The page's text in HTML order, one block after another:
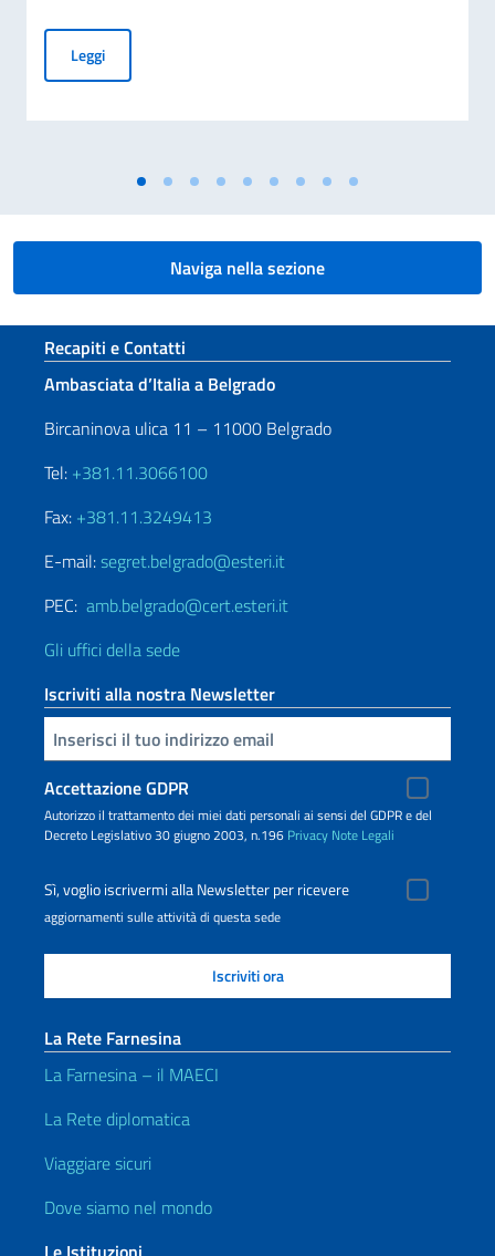
LeggiCOMMEMORAZIONE DEL 70. ANNIVERSARIO DEL
Naviga nella sezione
Sezione footer
Recapiti e Contatti
Ambasciata d’Italia a Belgrado
Bircaninova ulica 11 – 11000 Belgrado
Tel: +381.11.3066100
Fax: +381.11.3249413
E-mail:segret.belgrado@esteri.it
PEC: amb.belgrado@cert.esteri.it
Gli uffici della sede
Iscriviti alla nostra Newsletter
Inserisci la tua email
Accettazione GDPR
Autorizzo il trattamento dei miei dati personali ai sensi del GDPR e del
Decreto Legislativo 30 giugno 2003, n.196 Privacy Note Legali
Sì, voglio iscrivermi alla Newsletter per ricevere
aggiornamenti sulle attività di questa sede
La Rete Farnesina
La Farnesina – il MAECI
La Rete diplomatica
Viaggiare sicuri
Dove siamo nel mondo